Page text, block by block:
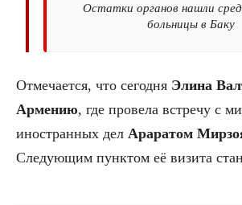
Остатки органов нашли
больницы в Баку
Отмечается, что сегодня Элина
Армению, где провела встречу с
иностранных дел Араратом
Следующим пунктом её визита